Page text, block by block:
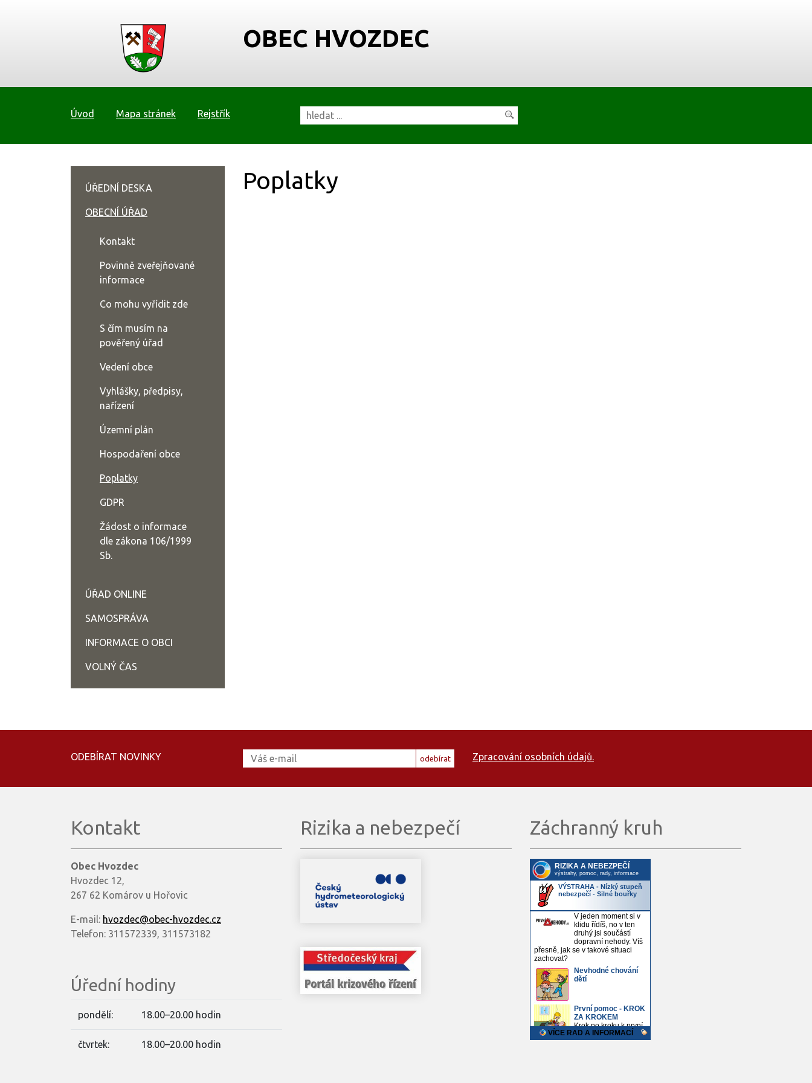
OBEC HVOZDEC
Úvod Mapa stránek Rejstřík
Poplatky
ÚŘEDNÍ DESKA
OBECNÍ ÚŘAD
Kontakt
Povinně zveřejňované
informace
Co mohu vyřídit zde
S čím musím na
pověřený úřad
Vedení obce
Vyhlášky, předpisy,
nařízení
Územní plán
Hospodaření obce
Poplatky
GDPR
Žádost o informace
dle zákona 106/1999
Sb.
ÚŘAD ONLINE
SAMOSPRÁVA
INFORMACE O OBCI
VOLNÝ ČAS
ODEBÍRAT NOVINKY odebírat Zpracování osobních údajů.
Kontakt
Obec Hvozdec
Hvozdec 12,
267 62 Komárov u Hořovic
E-mail: hvozdec@obec-hvozdec.cz
Telefon: 311572339, 311573182
Úřední hodiny
pondělí: 18.00–20.00 hodin
čtvrtek: 18.00–20.00 hodin
Rizika a nebezpečí Záchranný kruh